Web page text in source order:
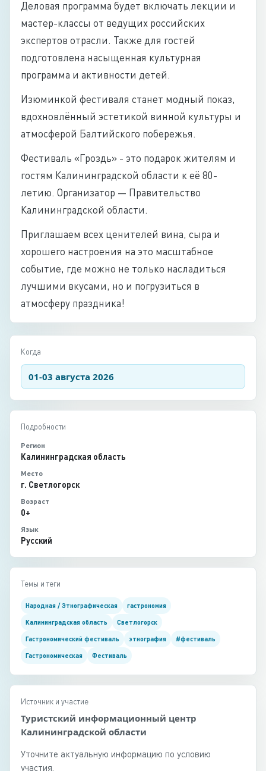
Деловая программа будет включать лекции и
мастер-классы от ведущих российских
экспертов отрасли. Также для гостей
подготовлена насыщенная культурная
программа и активности детей.
Изюминкой фестиваля станет модный показ,
вдохновлённый эстетикой винной культуры и
атмосферой Балтийского побережья.
Фестиваль «Гроздь» - это подарок жителям и
гостям Калининградской области к её 80-
летию. Организатор — Правительство
Калининградской области.
Приглашаем всех ценителей вина, сыра и
хорошего настроения на это масштабное
событие, где можно не только насладиться
лучшими вкусами, но и погрузиться в
атмосферу праздника!
Когда
01-03 августа 2026
Подробности
Регион
Калининградская область
Место
г. Светлогорск
Возраст
0+
Язык
Русский
Темы и теги
Народная / Этнографическая гастрономия
Калининградская область Светлогорск
Гастрономический фестиваль этнография #фестиваль
Гастрономическая Фестиваль
Источник и участие
Туристский информационный центр
Калининградской области
Уточните актуальную информацию по условию
участия.